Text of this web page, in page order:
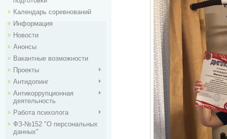
Календарь соревнований
Информация
Новости
Анонсы
Вакантные возможности
Проекты
Антидопинг
Антикоррупционная
деятельность
Работа психолога
ФЗ-№152 "О персональных
данных"